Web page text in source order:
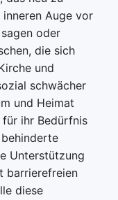
Auge vor
sagen oder
die sich
und
schwächer
und Heimat
ihr Bedürfnis
Unterstützung
barrierefreien
diese